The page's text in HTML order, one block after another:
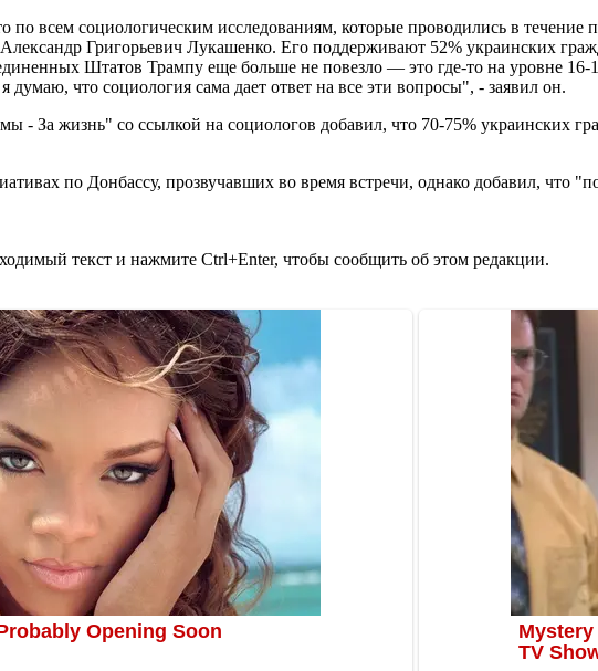
по всем социологическим исследованиям, которые проводились в течение
Александр Григорьевич Лукашенко. Его поддерживают 52% украинских
Штатов Трампу еще больше не повезло — это где-то на уровне 16-
думаю, что социология сама дает ответ на все эти вопросы", - заявил он.
- За жизнь" со ссылкой на социологов добавил, что 70-75% украинских
по Донбассу, прозвучавших во время встречи, однако добавил, что
текст и нажмите Ctrl+Enter, чтобы сообщить об этом редакции.